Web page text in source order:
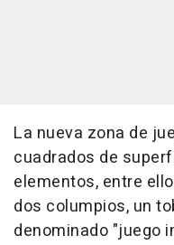
La nueva zona de
cuadrados de
elementos, entre
dos columpios, un
denominado "juego